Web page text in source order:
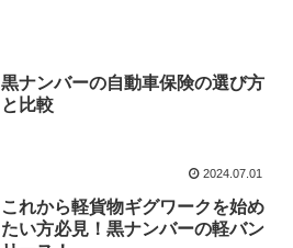
黒ナンバーの自動車保険の選び方
と比較
2024.07.01
これから軽貨物ギグワークを始め
たい方必見！黒ナンバーの軽バン